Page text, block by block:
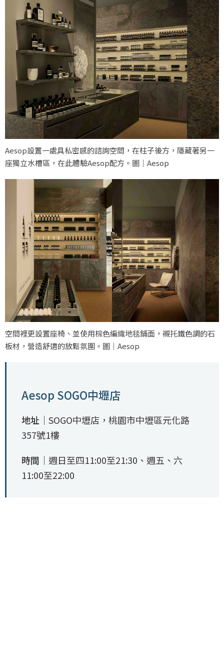
Aesop設置一處具私密感的諮詢空間，在柱子後方，隱藏著另一
座獨立水槽區，在此體驗Aesop配方。圖｜Aesop
空間裡更設置座椅、並使用棕色編織地毯鋪面，襯托鐵色調的石
板材，營造舒適的放鬆氛圍。圖｜Aesop
Aesop SOGO中壢店
地址｜ SOGO中壢店，桃園市中壢區元化路
357號1樓
時間｜ 週日至四11:00至21:30、週五、六
11:00至22:00